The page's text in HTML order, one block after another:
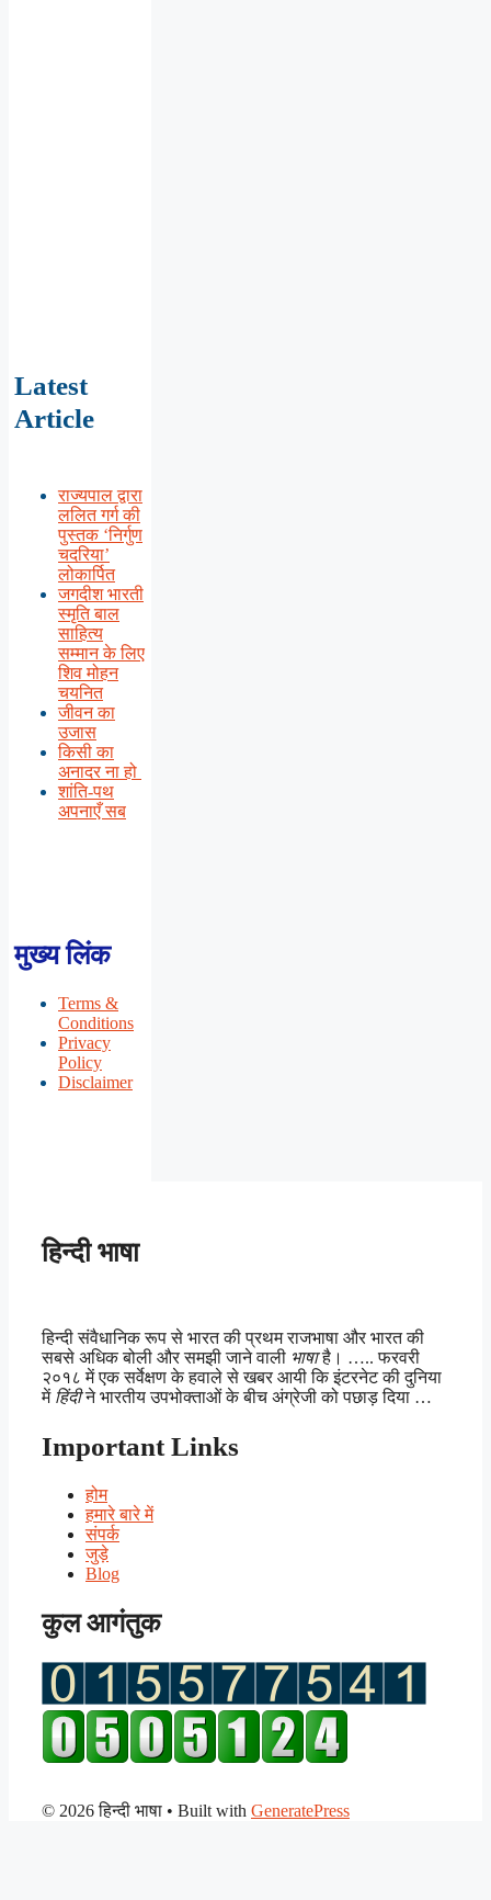
Latest
Article
राज्यपाल द्वारा
ललित गर्ग की
पुस्तक ‘निर्गुण
चदरिया’
लोकार्पित
जगदीश भारती
स्मृति बाल
साहित्य
सम्मान के लिए
शिव मोहन
चयनित
जीवन का
उजास
किसी का
अनादर ना हो
शांति-पथ
अपनाएँ सब
मुख्य लिंक
Terms &
Conditions
Privacy
Policy
Disclaimer
हिन्दी भाषा
हिन्दी संवैधानिक रूप से भारत की प्रथम राजभाषा और भारत की
सबसे अधिक बोली और समझी जाने वाली भाषाहै। ….. फरवरी
२०१८ में एक सर्वेक्षण के हवाले से खबर आयी कि इंटरनेट की दुनिया
में हिंदीने भारतीय उपभोक्ताओं के बीच अंग्रेजी को पछाड़ दिया …
Important Links
होम
हमारे बारे में
संपर्क
जुड़े
Blog
कुल आगंतुक
© 2026 हिन्दी भाषा • Built with GeneratePress